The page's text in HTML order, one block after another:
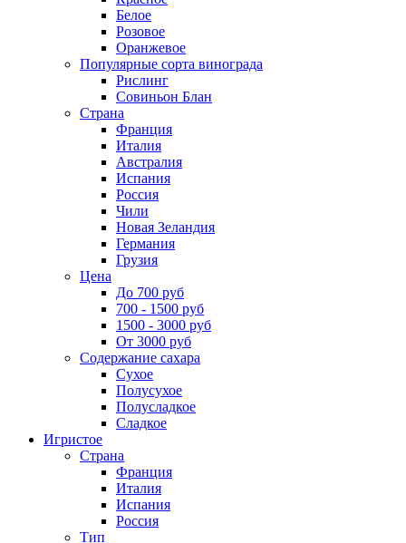
Белое
Розовое
Оранжевое
Популярные сорта винограда
Рислинг
Совиньон Блан
Страна
Франция
Италия
Австралия
Испания
Россия
Чили
Новая Зеландия
Германия
Грузия
Цена
До 700 руб
700 - 1500 руб
1500 - 3000 руб
От 3000 руб
Содержание сахара
Сухое
Полусухое
Полусладкое
Сладкое
Игристое
Страна
Франция
Италия
Испания
Россия
Тип